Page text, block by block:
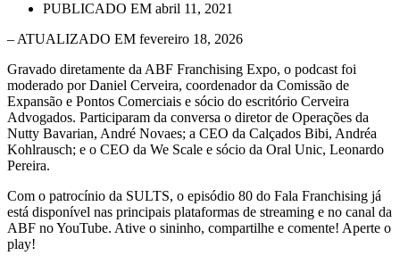
PUBLICADO EM abril 11, 2021
– ATUALIZADO EM fevereiro 18, 2026
Gravado diretamente da ABF Franchising Expo, o podcast foi
moderado por Daniel Cerveira, coordenador da Comissão de
Expansão e Pontos Comerciais e sócio do escritório Cerveira
Advogados. Participaram da conversa o diretor de Operações da
Nutty Bavarian, André Novaes; a CEO da Calçados Bibi, Andréa
Kohlrausch; e o CEO da We Scale e sócio da Oral Unic, Leonardo
Pereira.
Com o patrocínio da SULTS, o episódio 80 do Fala Franchising já
está disponível nas principais plataformas de streaming e no canal da
ABF no YouTube. Ative o sininho, compartilhe e comente! Aperte o
play!